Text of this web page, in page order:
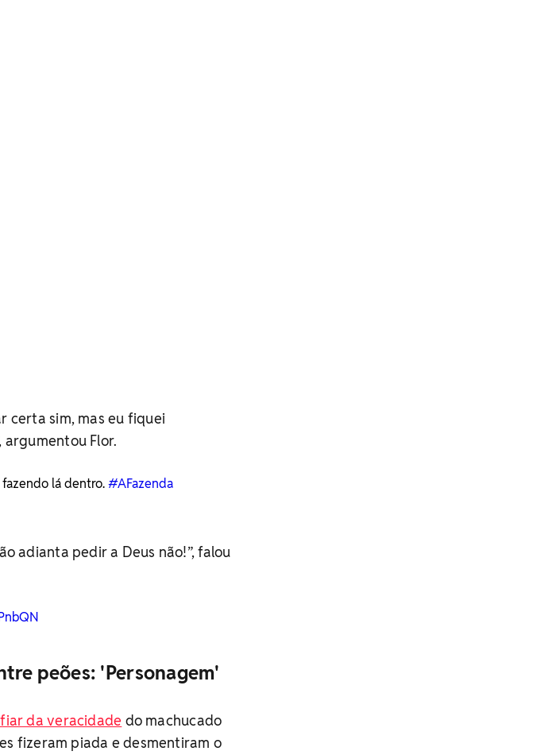
certa sim, mas eu fiquei
argumentou Flor.
lá dentro.#AFazenda
adianta pedir a Deus não!”, falou
peões: 'Personagem'
da veracidade do machucado
fizeram piada e desmentiram o